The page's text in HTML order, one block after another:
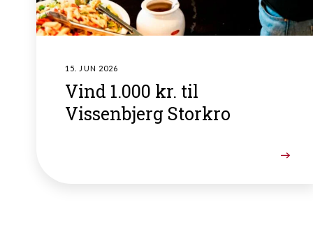
15. JUN 2026
Vind 1.000 kr. til
Vissenbjerg Storkro